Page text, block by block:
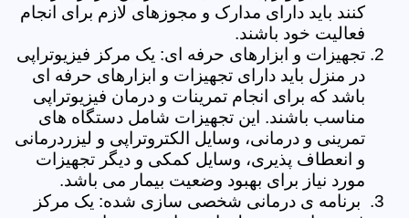
کنند باید دارای مدارک و مجوزهای لازم برای انجام
فعالیت خود باشند.
تجهیزات و ابزارهای حرفه ای: یک مرکز فیزیوتراپی
در منزل باید دارای تجهیزات و ابزارهای حرفه ای
باشد که برای انجام تمرینات و درمان فیزیوتراپی
مناسب باشند. این تجهیزات شامل دستگاه های
تمرینی و درمانی، وسایل الکتروتراپی و لیزردرمانی
و انعطاف پذیری، وسایل کمکی و دیگر تجهیزات
مورد نیاز برای بهبود وضعیت بیمار می باشد.
برنامه ی درمانی شخصی سازی شده: یک مرکز